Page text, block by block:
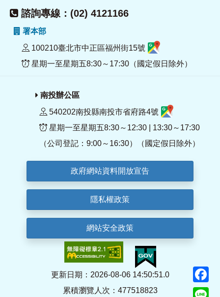
諮詢專線：(02) 4121166
署本部
100210臺北市中正區福州街15號
星期一至星期五8:30～17:30（國定假日除外）
南投辦公區
540202南投縣南投市省府路4號
星期一至星期五8:30～12:30 | 13:30～17:30
（公司登記：9:00～16:30）（國定假日除外）
政府網站資料開放宣告
隱私權政策
網站安全政策
更新日期：2026-08-06 14:50:51.0
累積瀏覽人次：477518823